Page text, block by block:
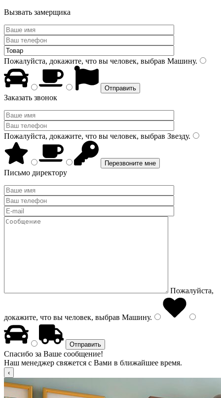
Вызвать замерщика
Пожалуйста, докажите, что вы человек, выбрав Машину.
Заказать звонок
Пожалуйста, докажите, что вы человек, выбрав Звезду.
Письмо директору
Пожалуйста,
докажите, что вы человек, выбрав Машину.
Спасибо за Ваше сообщение!
Наш менеджер свяжется с Вами в ближайшее время.